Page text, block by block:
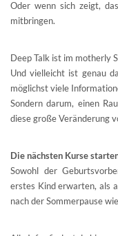
Oder wenn sich zeigt,
mitbringen.
Deep Talk ist im motherly
Und vielleicht ist genau
möglichst viele
Sondern darum, einen
diese große Veränderung
Die nächsten Kurse
Sowohl der
erstes Kind erwarten, als
nach der Sommerpause